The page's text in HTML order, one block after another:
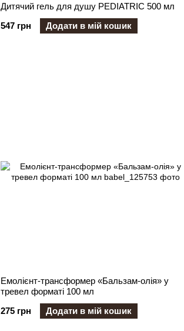
Дитячий гель для душу PEDIATRIC 500 мл
547 грн
Додати в мій кошик
Емолієнт-трансформер «Бальзам-олія» у
тревел форматі 100 мл
275 грн
Додати в мій кошик